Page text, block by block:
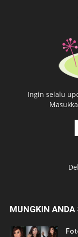
Ingin selalu
MUNGKIN ANDA